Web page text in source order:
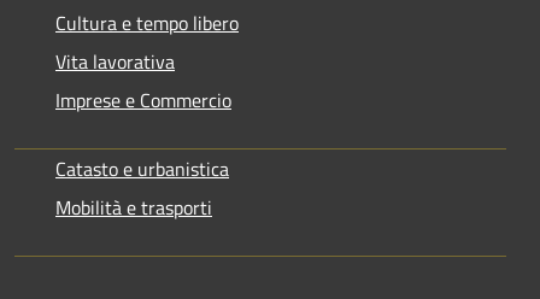
Cultura e tempo libero
Vita lavorativa
Imprese e Commercio
Catasto e urbanistica
Mobilità e trasporti